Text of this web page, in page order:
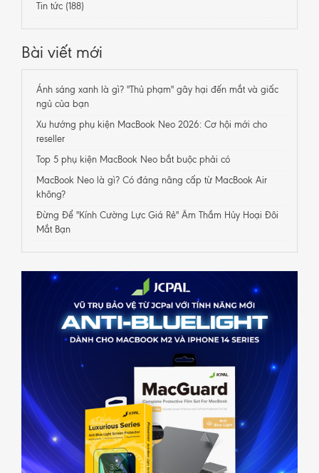
Tin tức (188)
Bài viết mới
Ánh sáng xanh là gì? "Thủ phạm" gây hại đến mắt và giấc
ngủ của bạn
Xu hướng phụ kiện MacBook Neo 2026: Cơ hội mới cho
reseller
Top 5 phụ kiện MacBook Neo bắt buộc phải có
MacBook Neo là gì? Có đáng nâng cấp từ MacBook Air
không?
Đừng Để "Kính Cường Lực Giá Rẻ" Âm Thầm Hủy Hoại Đôi
Mắt Bạn